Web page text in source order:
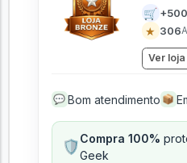
🛒 +500
★ 306
Ver loja
💬 Bom atendimento 📦
🛡️Compra 100%
Geek